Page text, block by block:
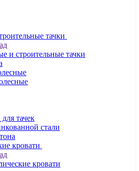
тачки
и строительные тачки
тачек
стали
кровати
кровати